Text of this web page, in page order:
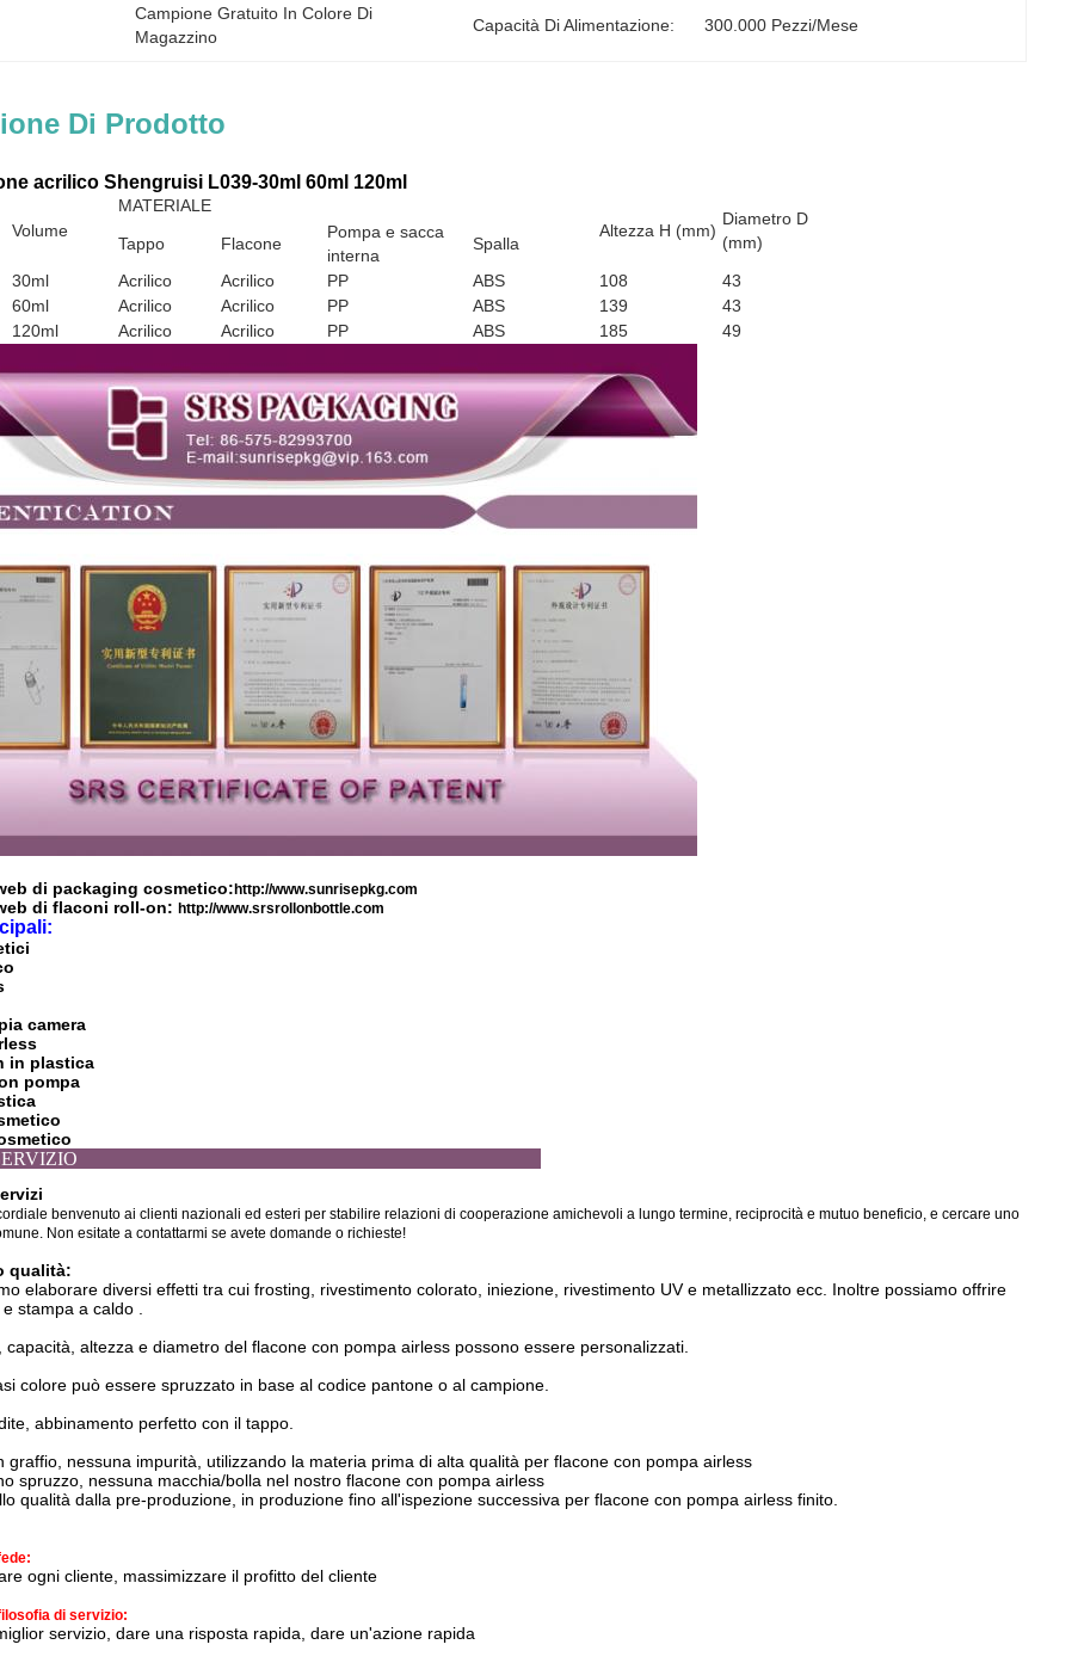
Campione Gratuito In Colore Di
Magazzino
Capacità Di Alimentazione: 300.000 Pezzi/mese
Di Prodotto
acrilico Shengruisi L039-30ml 60ml 120ml
Volume
MATERIALE
Altezza H (mm)
Diametro D
(mm)
Tappo Flacone
Pompa e sacca
interna
Spalla
30ml Acrilico Acrilico PP ABS 108
43
60ml Acrilico Acrilico PP ABS 139
43
120ml Acrilico Acrilico PP ABS 185 49
di packaging cosmetico: http://www.sunrisepkg.com
di flaconi roll-on: http://www.srsrollonbottle.com
camera
in plastica
pompa
SERVIZIO
benvenuto ai clienti nazionali ed esteri per stabilire relazioni di cooperazione amichevoli a lungo termine, reciprocità e mutuo beneficio, e cercare uno
Non esitate a contattarmi se avete domande o richieste!
qualità:
elaborare diversi effetti tra cui frosting, rivestimento colorato, iniezione, rivestimento UV e metallizzato ecc. Inoltre possiamo offrire
stampa a caldo
capacità, altezza e diametro del flacone con pompa airless possono essere personalizzati.
colore può essere spruzzato in base al codice pantone o al campione.
abbinamento perfetto con il tappo.
nessuna impurità, utilizzando la materia prima di alta qualità per flacone con pompa airless
spruzzo, nessuna macchia/bolla nel nostro flacone con pompa airless
qualità dalla pre-produzione, in produzione fino all'ispezione successiva per flacone con pompa airless finito.
ogni cliente, massimizzare il profitto del cliente
di servizio:
servizio, dare una risposta rapida, dare un'azione rapida